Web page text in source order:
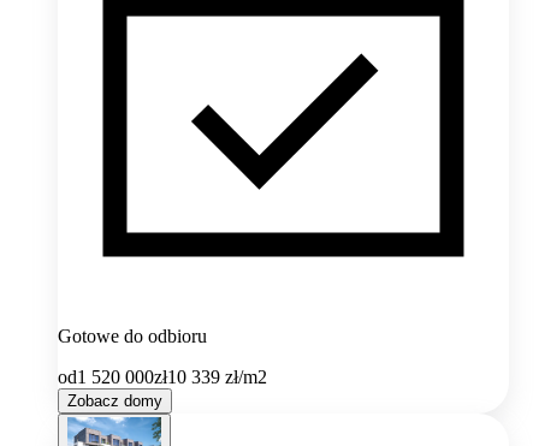
Gotowe do odbioru
od1 520 000zł10 339 zł/m2
Zobacz domy